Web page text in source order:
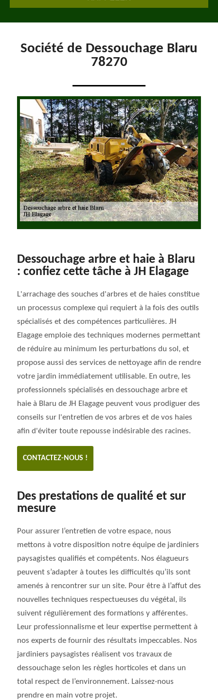
Société de Dessouchage Blaru
78270
Dessouchage arbre et haie à Blaru
: confiez cette tâche à JH Elagage
L'arrachage des souches d'arbres et de haies constitue
un processus complexe qui requiert à la fois des outils
spécialisés et des compétences particulières. JH
Elagage emploie des techniques modernes permettant
de réduire au minimum les perturbations du sol, et
propose aussi des services de nettoyage afin de rendre
votre jardin immédiatement utilisable. En outre, les
professionnels spécialisés en dessouchage arbre et
haie à Blaru de JH Elagage peuvent vous prodiguer des
conseils sur l'entretien de vos arbres et de vos haies
afin d'éviter toute repousse indésirable des racines.
CONTACTEZ-NOUS !
Des prestations de qualité et sur
mesure
Pour assurer l’entretien de votre espace, nous
mettons à votre disposition notre équipe de jardiniers
paysagistes qualifiés et compétents. Nos élagueurs
peuvent s’adapter à toutes les difficultés qu’ils sont
amenés à rencontrer sur un site. Pour être à l’affut des
nouvelles techniques respectueuses du végétal, ils
suivent régulièrement des formations y afférentes.
Leur professionnalisme et leur expertise permettent à
nos experts de fournir des résultats impeccables. Nos
jardiniers paysagistes réalisent vos travaux de
dessouchage selon les règles horticoles et dans un
total respect de l’environnement. Laissez-nous
prendre en main votre projet.